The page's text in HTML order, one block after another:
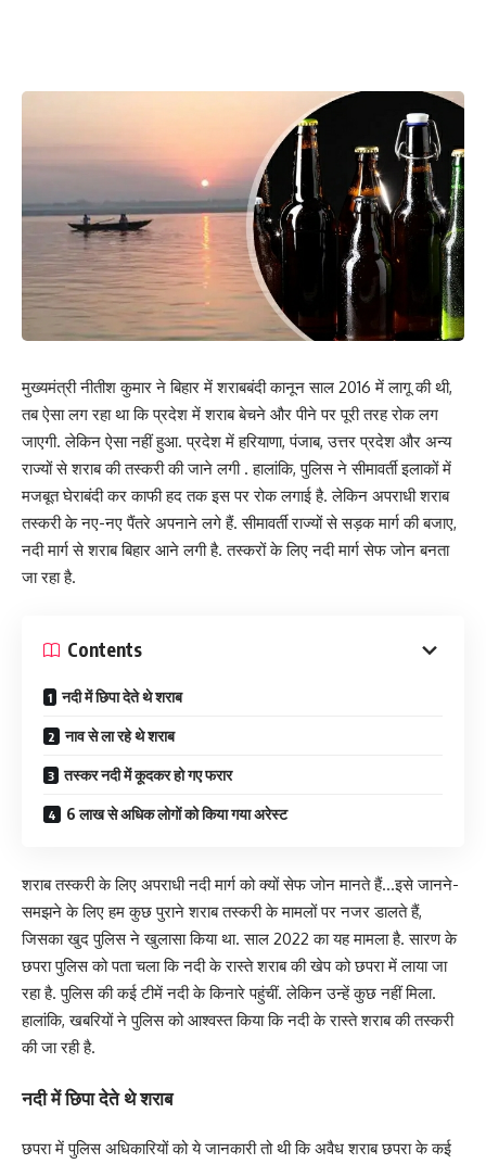
मुख्यमंत्री नीतीश कुमार ने बिहार में शराबबंदी कानून साल 2016 में लागू की थी,
तब ऐसा लग रहा था कि प्रदेश में शराब बेचने और पीने पर पूरी तरह रोक लग
जाएगी. लेकिन ऐसा नहीं हुआ. प्रदेश में हरियाणा, पंजाब, उत्तर प्रदेश और अन्य
राज्यों से शराब की तस्करी की जाने लगी . हालांकि, पुलिस ने सीमावर्ती इलाकों में
मजबूत घेराबंदी कर काफी हद तक इस पर रोक लगाई है. लेकिन अपराधी शराब
तस्करी के नए-नए पैंतरे अपनाने लगे हैं. सीमावर्ती राज्यों से सड़क मार्ग की बजाए,
नदी मार्ग से शराब बिहार आने लगी है. तस्करों के लिए नदी मार्ग सेफ जोन बनता
जा रहा है.
Contents
नदी में छिपा देते थे शराब
नाव से ला रहे थे शराब
तस्कर नदी में कूदकर हो गए फरार
6 लाख से अधिक लोगों को किया गया अरेस्ट
शराब तस्करी के लिए अपराधी नदी मार्ग को क्यों सेफ जोन मानते हैं…इसे जानने-
समझने के लिए हम कुछ पुराने शराब तस्करी के मामलों पर नजर डालते हैं,
जिसका खुद पुलिस ने खुलासा किया था. साल 2022 का यह मामला है. सारण के
छपरा पुलिस को पता चला कि नदी के रास्ते शराब की खेप को छपरा में लाया जा
रहा है. पुलिस की कई टीमें नदी के किनारे पहुंचीं. लेकिन उन्हें कुछ नहीं मिला.
हालांकि, खबरियों ने पुलिस को आश्वस्त किया कि नदी के रास्ते शराब की तस्करी
की जा रही है.
नदी में छिपा देते थे शराब
छपरा में पुलिस अधिकारियों को ये जानकारी तो थी कि अवैध शराब छपरा के कई